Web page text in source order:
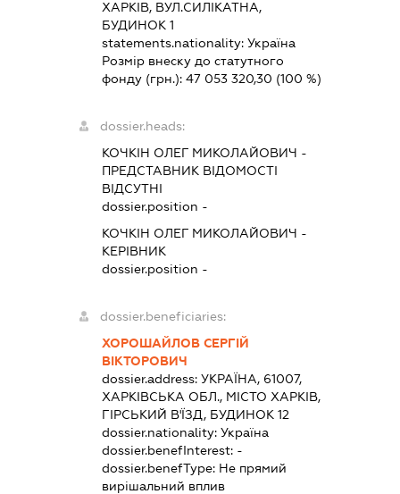
ХАРКІВ, ВУЛ.СИЛІКАТНА,
БУДИНОК 1
statements.nationality: Україна
Розмір внеску до статутного
фонду (грн.): 47 053 320,30 (100 %)
dossier.heads:
КОЧКІН ОЛЕГ МИКОЛАЙОВИЧ -
ПРЕДСТАВНИК ВІДОМОСТІ
ВІДСУТНІ
dossier.position -
КОЧКІН ОЛЕГ МИКОЛАЙОВИЧ -
КЕРІВНИК
dossier.position -
dossier.beneficiaries:
ХОРОШАЙЛОВ СЕРГІЙ
ВІКТОРОВИЧ
dossier.address: УКРАЇНА, 61007,
ХАРКІВСЬКА ОБЛ., МІСТО ХАРКІВ,
ГІРСЬКИЙ В'ЇЗД, БУДИНОК 12
dossier.nationality: Україна
dossier.benefInterest: -
dossier.benefType: Не прямий
вирішальний вплив